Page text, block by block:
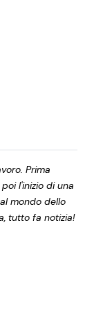
Prima
l'inizio di una
mondo dello
tutto fa notizia!